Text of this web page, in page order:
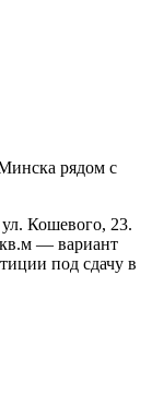
рядом с
Кошевого, 23.
— вариант
под сдачу в